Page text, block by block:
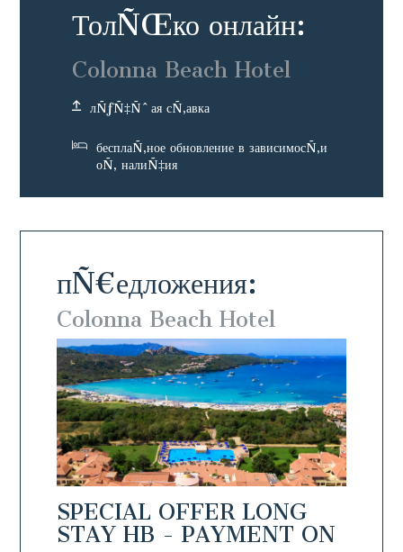
пÑ€едложения:
Colonna Beach Hotel
SPECIAL OFFER LONG
STAY HB - PAYMENT ON
ТолÑŒко онлайн:
Colonna Beach Hotel
лÑƒÑ‡Ñˆая сÑ‚авка
бесплаÑ‚ное обновление в зависимосÑ‚и
оÑ‚ налиÑ‡ия